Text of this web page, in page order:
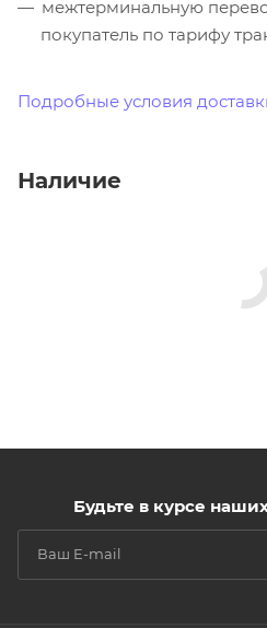
межтерминальную
покупатель по тарифу
Подробные условия
Наличие
Будьте в курсе